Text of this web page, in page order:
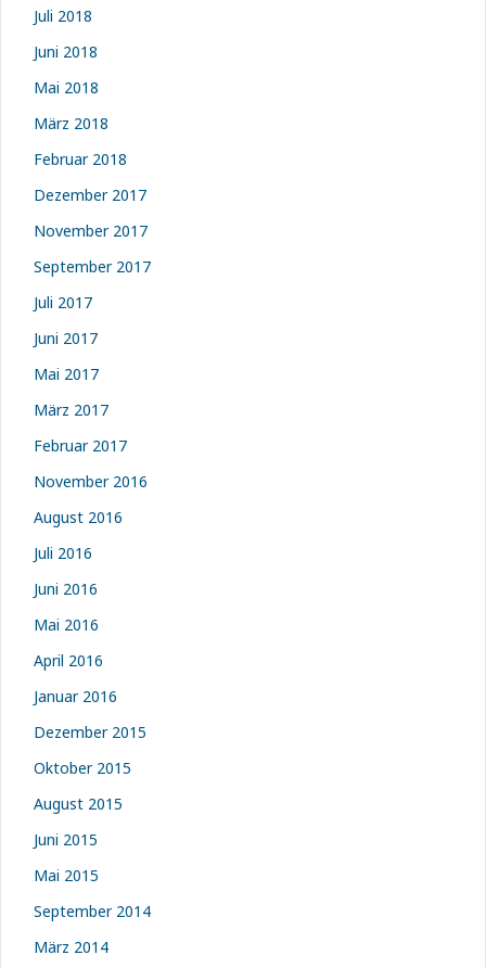
Juli 2018
Juni 2018
Mai 2018
März 2018
Februar 2018
Dezember 2017
November 2017
September 2017
Juli 2017
Juni 2017
Mai 2017
März 2017
Februar 2017
November 2016
August 2016
Juli 2016
Juni 2016
Mai 2016
April 2016
Januar 2016
Dezember 2015
Oktober 2015
August 2015
Juni 2015
Mai 2015
September 2014
März 2014